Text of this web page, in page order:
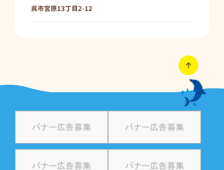
呉市宮原13丁目2-12